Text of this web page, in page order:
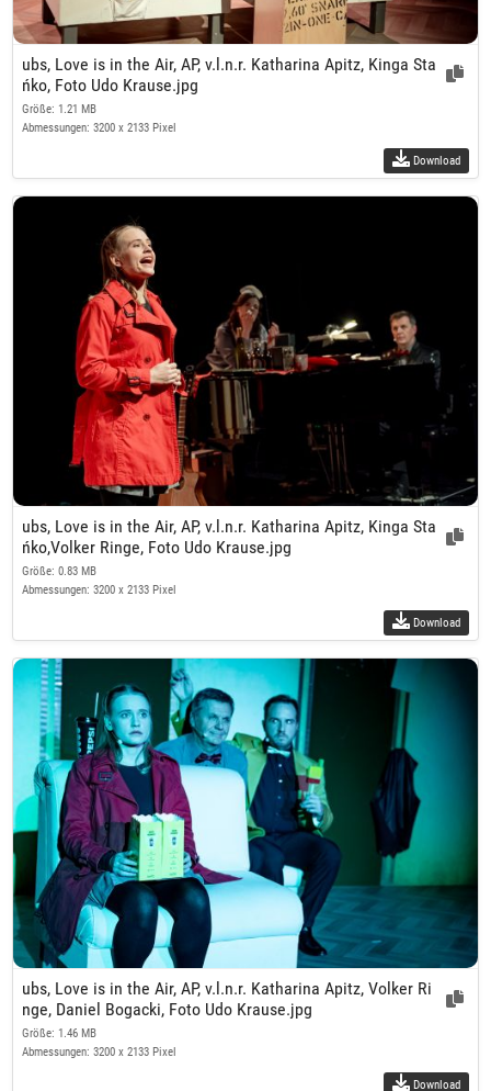
ubs, Love is in the Air, AP, v.l.n.r. Katharina Apitz, Kinga Sta
ńko, Foto Udo Krause.jpg
Größe: 1.21 MB
Abmessungen: 3200 x 2133 Pixel
Download
ubs, Love is in the Air, AP, v.l.n.r. Katharina Apitz, Kinga Sta
ńko,Volker Ringe, Foto Udo Krause.jpg
Größe: 0.83 MB
Abmessungen: 3200 x 2133 Pixel
Download
ubs, Love is in the Air, AP, v.l.n.r. Katharina Apitz, Volker Ri
nge, Daniel Bogacki, Foto Udo Krause.jpg
Größe: 1.46 MB
Abmessungen: 3200 x 2133 Pixel
Download